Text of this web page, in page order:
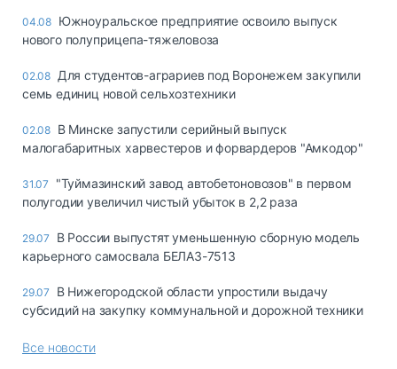
04.08 Южноуральское предприятие освоило выпуск
нового полуприцепа-тяжеловоза
02.08 Для студентов-аграриев под Воронежем закупили
семь единиц новой сельхозтехники
02.08 В Минске запустили серийный выпуск
малогабаритных харвестеров и форвардеров "Амкодор"
31.07
"Туймазинский завод автобетоновозов" в первом
полугодии увеличил чистый убыток в 2,2 раза
29.07
В России выпустят уменьшенную сборную модель
карьерного самосвала БЕЛАЗ-7513
29.07
В Нижегородской области упростили выдачу
субсидий на закупку коммунальной и дорожной техники
Все новости